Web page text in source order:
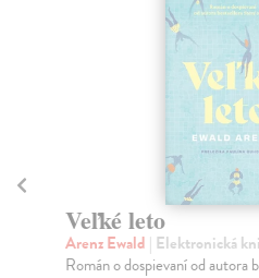
E-
Veľké šťastie
Slančíková-Timrava Božena|
Tri nerozlučné priateľky, Otília,